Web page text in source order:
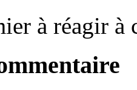
à réagir à